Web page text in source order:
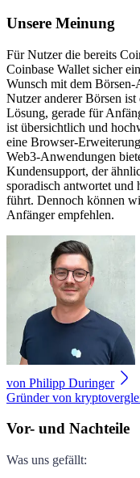
Unsere Meinung
Für Nutzer die bereits
Coinbase Wallet sicher
Wunsch mit dem
Nutzer anderer Börsen
Lösung, gerade für
ist übersichtlich und
eine Browser-
Web3-Anwendungen
Kundensupport, der
sporadisch antwortet
führt. Dennoch können
Anfänger empfehlen.
von Philipp Duringer
Gründer von
Vor- und Nachteile
Was uns gefällt: